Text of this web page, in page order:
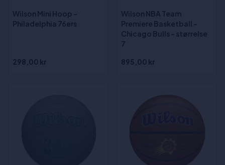
Wilson Mini Hoop -
Philadelphia 76ers
298,00 kr
Wilson NBA Team
Premiere Basketball -
Chicago Bulls - størrelse
7
895,00 kr